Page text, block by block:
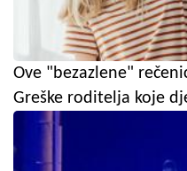
Ove "bezazlene"
Greške roditelja koje